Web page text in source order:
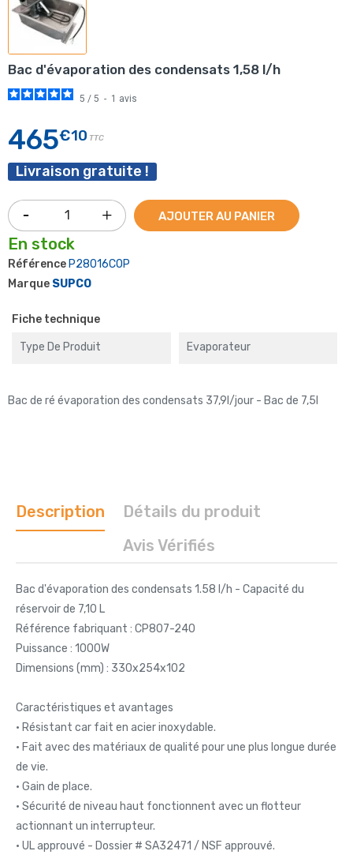
Bac d'évaporation des condensats 1,58 l/h
5 / 5 - 1 avis
465€10 TTC
Livraison gratuite !
AJOUTER AU PANIER
En stock
Référence P28016COP
Marque SUPCO
Fiche technique
Type De Produit Evaporateur
Bac de ré évaporation des condensats 37,9l/jour - Bac de 7,5l
Description
Détails du produit
Avis Vérifiés
Bac d'évaporation des condensats 1.58 l/h - Capacité du
réservoir de 7,10 L
Référence fabriquant : CP807-240
Puissance : 1000W
Dimensions (mm) : 330x254x102
Caractéristiques et avantages
• Résistant car fait en acier inoxydable.
• Fait avec des matériaux de qualité pour une plus longue durée
de vie.
• Gain de place.
• Sécurité de niveau haut fonctionnent avec un flotteur
actionnant un interrupteur.
• UL approuvé - Dossier # SA32471 / NSF approuvé.